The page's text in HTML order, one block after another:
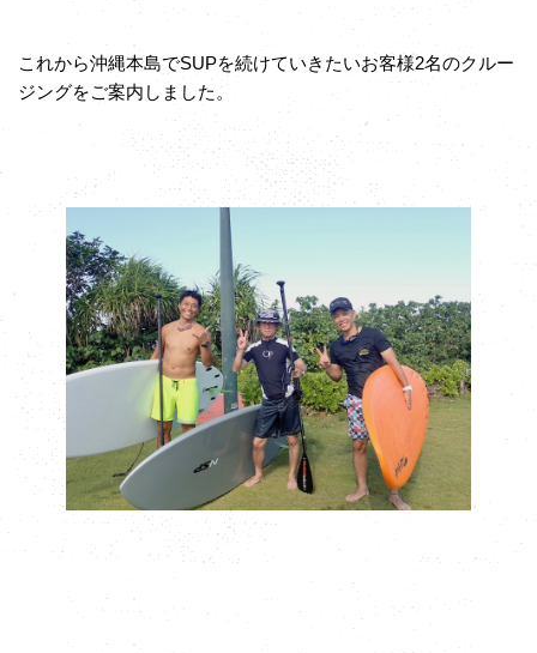
これから沖縄本島でSUPを続けていきたいお客様2名のクルー
ジングをご案内しました。